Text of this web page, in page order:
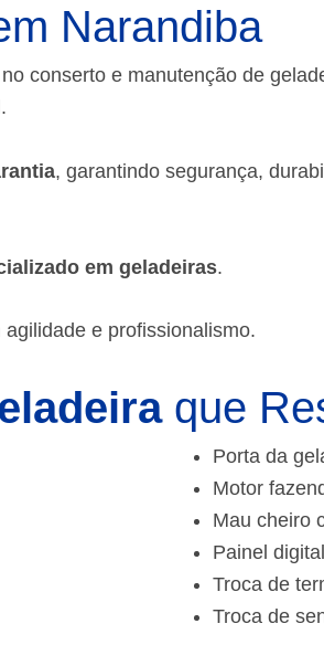
Narandiba
conserto e manutenção de
.
, garantindo segurança,
em geladeiras.
agilidade e profissionalismo.
que
Porta da
Motor
Mau cheiro
Painel
Troca de
Troca de